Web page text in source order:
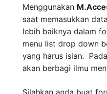
Menggunakan
saat memasukkan
lebih baiknya dalam
menu list drop down
yang harus isian.
akan berbagi ilmu
Silahkan anda buat